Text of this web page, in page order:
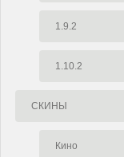
1.9.2
1.10.2
СКИНЫ
Кино